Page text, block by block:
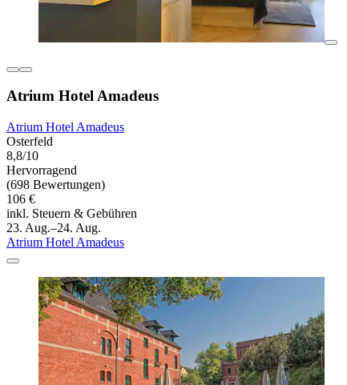
Atrium Hotel Amadeus
Atrium Hotel Amadeus
Osterfeld
8,8/10
Hervorragend
(698 Bewertungen)
106 €
inkl. Steuern & Gebühren
23. Aug.–24. Aug.
Atrium Hotel Amadeus